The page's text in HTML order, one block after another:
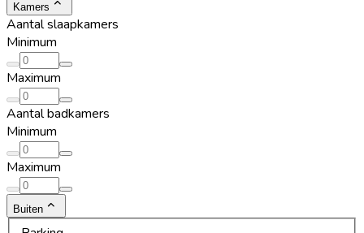
Kamers
Aantal slaapkamers
Minimum
Maximum
Aantal badkamers
Minimum
Maximum
Buiten